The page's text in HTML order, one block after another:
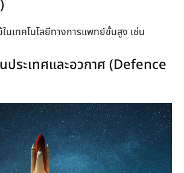
นเทคโนโลยีทางการแพทย์ขั้นสูง เช่น
ประเทศและอวกาศ (Defence